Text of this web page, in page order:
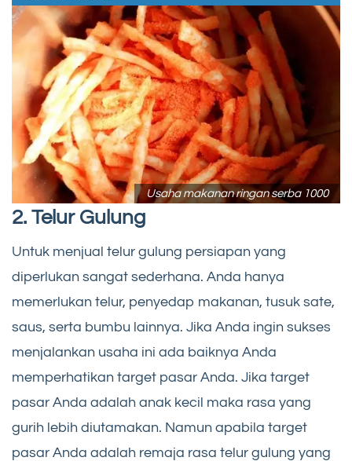
Usaha makanan ringan serba 1000
2. Telur Gulung
Untuk menjual telur gulung persiapan yang
diperlukan sangat sederhana. Anda hanya
memerlukan telur, penyedap makanan, tusuk sate,
saus, serta bumbu lainnya. Jika Anda ingin sukses
menjalankan usaha ini ada baiknya Anda
memperhatikan target pasar Anda. Jika target
pasar Anda adalah anak kecil maka rasa yang
gurih lebih diutamakan. Namun apabila target
pasar Anda adalah remaja rasa telur gulung yang